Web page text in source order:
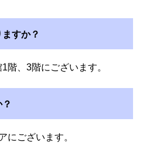
すか？
階、3階にございます。
にございます。